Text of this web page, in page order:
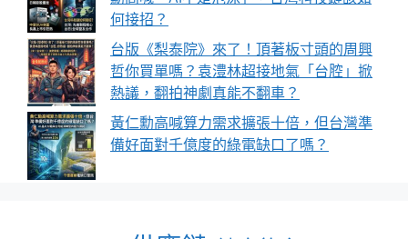
何接招？
台版《梨泰院》來了！頂著板寸頭的周興
哲你買單嗎？袁澧林超接地氣「台腔」掀
熱議，翻拍神劇真能不翻車？
黃仁勳高喊算力需求擴張十倍，但台灣準
備好面對千億度的綠電缺口了嗎？